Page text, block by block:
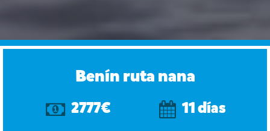
Benín ruta nana
2777€ 11 días